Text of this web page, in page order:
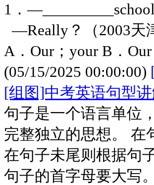
1．
—Really？（2003天
A．Our；your B．
(05/15/2025 00:00:00)
[组图]中考英语句型
句子是一个语言单位
完整独立的思想。 在
在句子未尾则根据句
句子的首字母要大写。